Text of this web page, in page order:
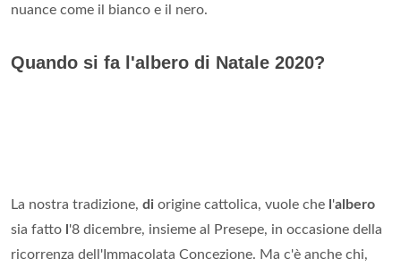
nuance come il bianco e il nero.
Quando si fa l'albero di Natale 2020?
La nostra tradizione, di origine cattolica, vuole che 'albero
sia fatto '8 dicembre, insieme al Presepe, in occasione della
ricorrenza dell'Immacolata Concezione. Ma c'è anche chi,